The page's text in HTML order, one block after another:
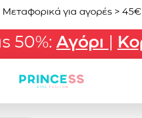
για αγορές > 45€
50%: Αγόρι |